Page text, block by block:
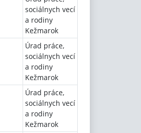
sociálnych vecí
a rodiny
Kežmarok
Úrad práce,
sociálnych vecí
a rodiny
Kežmarok
Úrad práce,
sociálnych vecí
a rodiny
Kežmarok